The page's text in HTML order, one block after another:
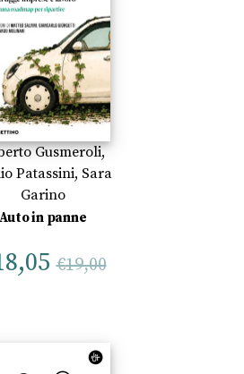
Gusmeroli,
Patassini, Sara
Garino
Auto in panne
€19,00